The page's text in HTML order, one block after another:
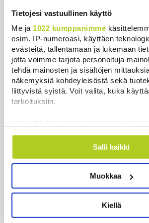
Tietojesi vastuullinen käyttö
Me ja 1022 kumppanimme
esim. IP-numeroasi, käyttäen
evästeitä, tallentamaan ja lukemaan
jotta voimme tarjota personoituja
tehdä mainosten ja sisältöjen
näkemyksiä kohdeyleisöstä sekä
liittyvistä syistä. Voit valita, kuka
tarkoituksiin.
Kerätä tietoja
mahdollisesti muutaman metrin
ominaispiirteitä aktiivisesti
Lue lisää siitä, miten henkilötietojasi
suostumustasi tai peruuttaa sen milloin
evästeilmoituksessa.
Salli kaikki
Muokkaa
Kiellä
Uutiset
Uusimmat
Suomen ensimmäiset afrikkalaisen
tapaukset vahvistettiin EU-